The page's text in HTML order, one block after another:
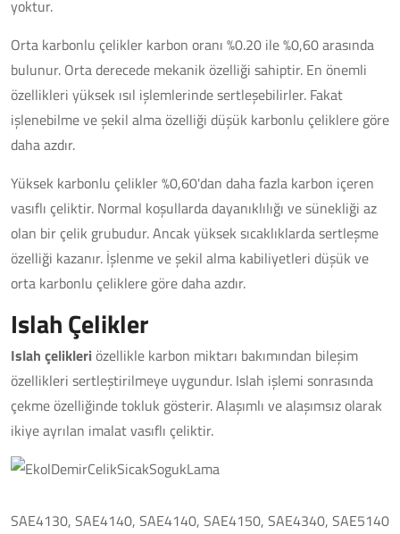
yoktur.
Orta karbonlu çelikler karbon oranı %0.20 ile %0,60 arasında
bulunur. Orta derecede mekanik özelliği sahiptir. En önemli
özellikleri yüksek ısıl işlemlerinde sertleşebilirler. Fakat
işlenebilme ve şekil alma özelliği düşük karbonlu çeliklere göre
daha azdır.
Yüksek karbonlu çelikler %0,60'dan daha fazla karbon içeren
vasıflı çeliktir. Normal koşullarda dayanıklılığı ve sünekliği az
olan bir çelik grubudur. Ancak yüksek sıcaklıklarda sertleşme
özelliği kazanır. İşlenme ve şekil alma kabiliyetleri düşük ve
orta karbonlu çeliklere göre daha azdır.
Islah Çelikler
Islah çelikleri özellikle karbon miktarı bakımından bileşim
özellikleri sertleştirilmeye uygundur. Islah işlemi sonrasında
çekme özelliğinde tokluk gösterir. Alaşımlı ve alaşımsız olarak
ikiye ayrılan imalat vasıflı çeliktir.
SAE4130, SAE4140, SAE4140, SAE4150, SAE4340, SAE5140